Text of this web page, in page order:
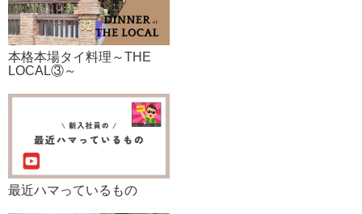
本格本場タイ料理～THE
LOCAL③～
最近ハマっているもの